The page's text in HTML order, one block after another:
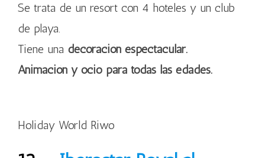
Se trata de un resort con 4 hoteles y un club
de playa.
Tiene una decoración espectacular.
Animación y ocio para todas las edades.
Holiday World Riwo